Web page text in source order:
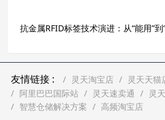
抗金属RFID标签技术演进：从“能用”到
友情链接 : 灵天淘宝店 灵天天猫
阿里巴巴国际站
灵天速卖通
灵
智慧仓储解决方案
高频淘宝店